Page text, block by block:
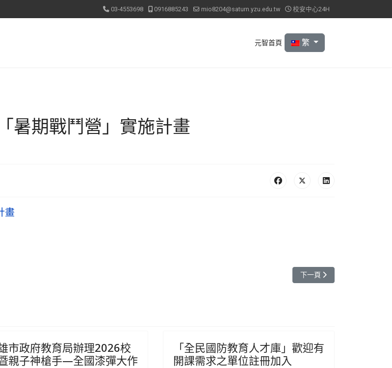
03-4553698 0916885243 mio8204@saturn.yzu.edu.tw 校安中心24H
元智首頁 選擇你的語言
繁
暑期戰鬥營」實施計畫
畫
大作戰 下一篇文章: 「全民國防教育
下一頁
市政府教育局辦理2026校
親子神槍手—全國漆彈大作
「全民國防教育人才庫」歡迎有
開課需求之單位註冊加入